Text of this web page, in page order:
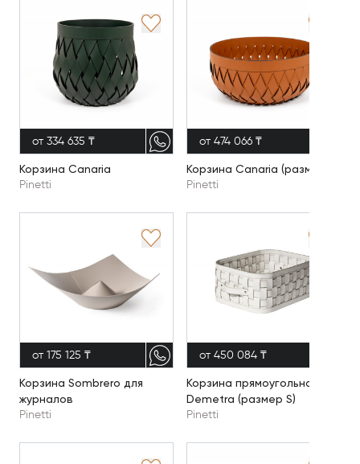
от 334 635 ₸
Корзина Canaria
Pinetti
от 474 066 ₸
Корзина Canaria (размер L)
Pinetti
от 175 125 ₸
Корзина Sombrero для
журналов
Pinetti
от 450 084 ₸
Корзина прямоугольная
Demetra (размер S)
Pinetti